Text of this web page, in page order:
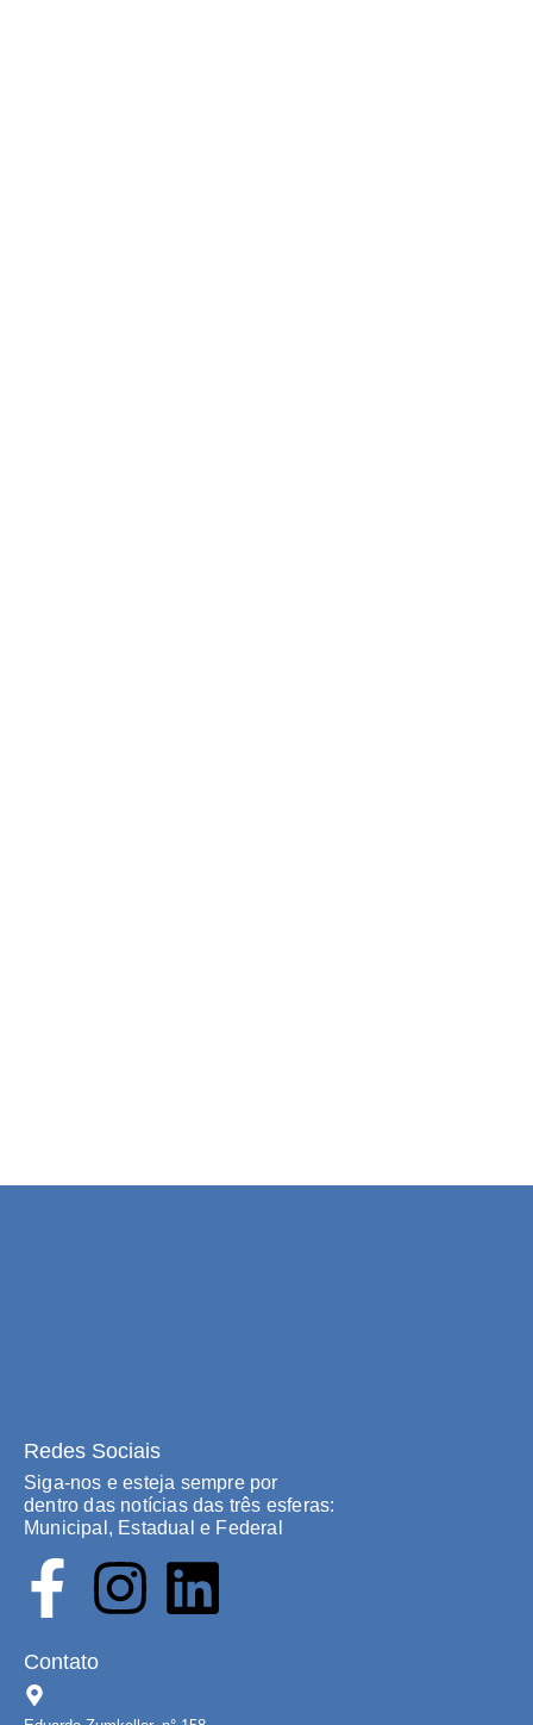
Redes Sociais
Siga-nos e esteja sempre por
dentro das notícias das três esferas:
Municipal, Estadual e Federal
Contato